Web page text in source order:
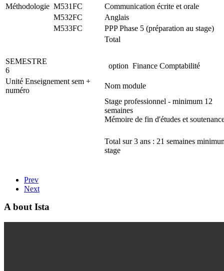
Méthodologie M531FC
Communication écrite et orale
M532FC
Anglais
M533FC
PPP Phase 5 (préparation au stage)
Total
SEMESTRE
6
option Finance Comptabilité
Unité Enseignement sem +
numéro
Nom module
Stage professionnel - minimum 12
semaines
Mémoire de fin d'études et
Total sur 3 ans : 21 semaines
stage
Prev
Next
A bout Ista